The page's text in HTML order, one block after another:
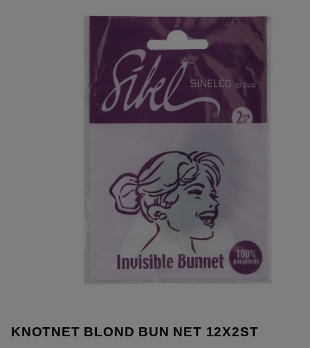
KNOTNET BLOND BUN NET 12X2ST